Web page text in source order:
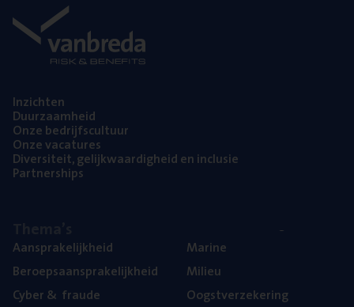
Inzich­ten
Duur­zaam­heid
Onze bedrijfs­cul­tuur
Onze vaca­tu­res
Diver­si­teit, gelijk­waar­dig­heid en inclusie
Part­ner­ships
Aan­spra­ke­lijk­heid
Beroeps­aan­spra­ke­lijk­heid
Cyber& fraude
Mari­ne
Mili­eu
Oogst­ver­ze­ke­ring